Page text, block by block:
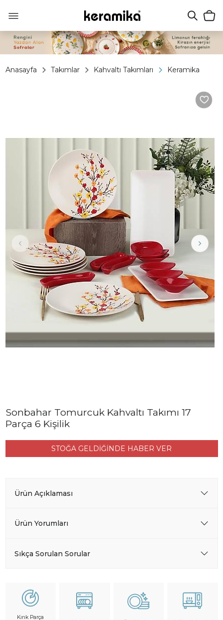
Anasayfa Takımlar Kahvaltı Takımları Keramika
Sonbahar Tomurcuk Kahvaltı Takımı 17
Parça 6 Kişilik
STOĞA GELDİĞİNDE HABER VER
Ürün Açıklaması
Ürün Yorumları
Sıkça Sorulan Sorular
Kırık Parça